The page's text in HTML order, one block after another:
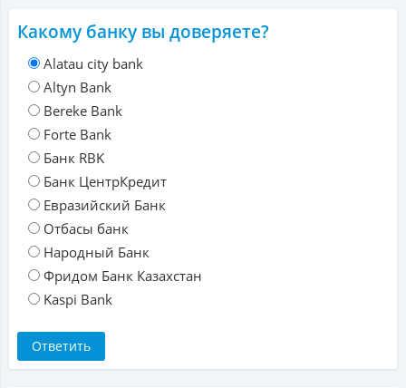
Какому банку вы доверяете?
Alatau city bank
Altyn Bank
Bereke Bank
Forte Bank
Банк RBK
Банк ЦентрКредит
Евразийский Банк
Отбасы банк
Народный Банк
Фридом Банк Казахстан
Kaspi Bank